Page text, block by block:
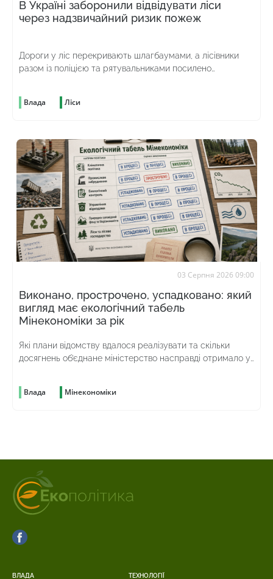
В Україні заборонили відвідувати ліси
через надзвичайний ризик пожеж
Дороги у ліс перекривають шлагбаумами, а лісівники
разом із поліцією та рятувальниками посилено
Влада Ліси
03 Серпня 2026 09:00
Виконано, прострочено, успадковано: який
вигляд має екологічний табель
Мінекономіки за рік
Які плани відомству вдалося реалізувати та скільки
досягнень об’єднане міністерство насправді отримало у
Влада Мінекономіки
ВЛАДА ТЕХНОЛОГІЇ